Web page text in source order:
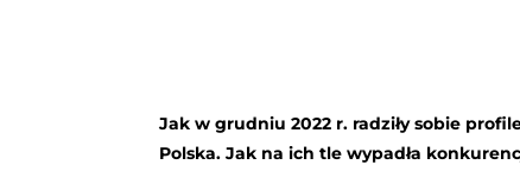
Jak w grudniu 2022 r. radziły sobie
Polska. Jak na ich tle wypadła